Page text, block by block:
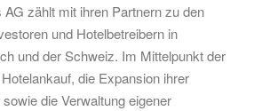
zählt mit ihren Partnern zu den
und Hotelbetreibern in
und der Schweiz. Im Mittelpunkt der
die Expansion ihrer
die Verwaltung eigener